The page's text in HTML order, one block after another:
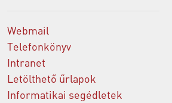
Webmail
Telefonkönyv
Intranet
Letölthető űrlapok
Informatikai segédletek